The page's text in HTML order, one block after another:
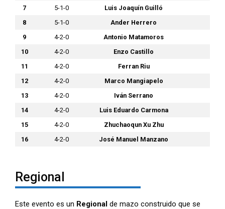
7
5-1-0
Luis Joaquín Guilló
8
5-1-0
Ander Herrero
9
4-2-0
Antonio Matamoros
10
4-2-0
Enzo Castillo
11
4-2-0
Ferran Riu
12
4-2-0
Marco Mangiapelo
13
4-2-0
Iván Serrano
14
4-2-0
Luis Eduardo Carmona
15
4-2-0
Zhuchaoqun Xu Zhu
16
4-2-0 José Manuel Manzano
Regional
Este evento es un Regional de mazo construido que se